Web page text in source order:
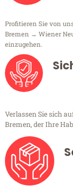
Profitieren Sie von
Bremen → Wiener
einzugehen.
Verlassen Sie sich
Bremen, der Ihre